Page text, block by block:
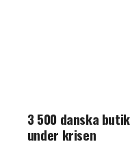
3 500 danska
under krisen